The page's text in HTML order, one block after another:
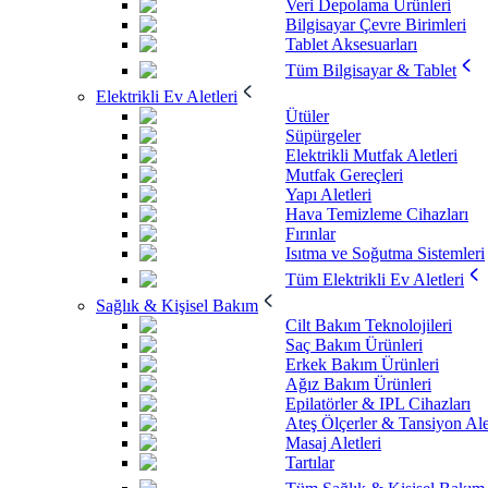
Veri Depolama Ürünleri
Bilgisayar Çevre Birimleri
Tablet Aksesuarları
Tüm Bilgisayar & Tablet
Elektrikli Ev Aletleri
Ütüler
Süpürgeler
Elektrikli Mutfak Aletleri
Mutfak Gereçleri
Yapı Aletleri
Hava Temizleme Cihazları
Fırınlar
Isıtma ve Soğutma Sistemleri
Tüm Elektrikli Ev Aletleri
Sağlık & Kişisel Bakım
Cilt Bakım Teknolojileri
Saç Bakım Ürünleri
Erkek Bakım Ürünleri
Ağız Bakım Ürünleri
Epilatörler & IPL Cihazları
Ateş Ölçerler & Tansiyon
Masaj Aletleri
Tartılar